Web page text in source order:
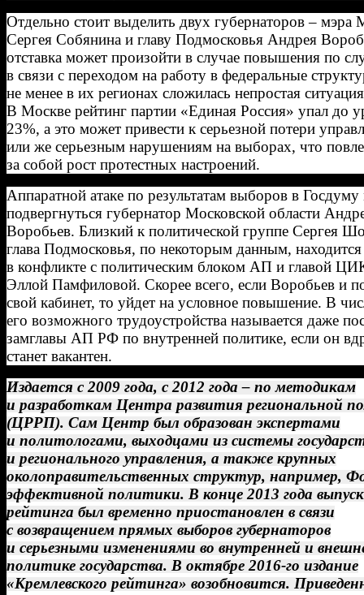
Отдельно стоит выделить двух губернаторов – мэра
Сергея Собянина и главу Подмосковья Андрея
отставка может произойти в случае повышения по
в связи с переходом на работу в федеральные
не менее в их регионах сложилась непростая
В Москве рейтинг партии «Единая Россия» упал до
23%, а это может привести к серьезной потери
или же серьезным нарушениям на выборах, что
за собой рост протестных настроений.
Аппаратной атаке по результатам выборов в
подвергнуться губернатор Московской области
Воробьев. Близкий к политической группе Сергея
глава Подмосковья, по некоторым данным, находится
в конфликте с политическим блоком АП и главой
Эллой Памфиловой. Скорее всего, если Воробьев и
свой кабинет, то уйдет на условное повышение. В
его возможного трудоустройства называется даже
замглавы АП РФ по внутренней политике, если он
станет вакантен.
Издается с 2009 года, с 2012 года – по методикам
и разработкам Центра развития региональной
(ЦРРП). Сам Центр был образован экспертами
и политологами, выходцами из системы
и регионального управления, а также крупных
околоправительственных структур, например,
эффективной политики. В конце 2013 года выпуск
рейтинга был временно приостановлен в связи
с возвращением прямых выборов губернаторов
и серьезными изменениями во внутренней и
политике государства. В октябре 2016-го издание
«Кремлевского рейтинга» возобновится.